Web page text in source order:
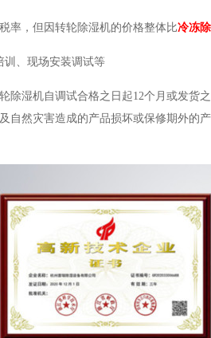
，但因转轮除湿机的价格整体比冷冻
训、现场安装调试等
除湿机自调试合格之日起12个月或发货之
原因及自然灾害造成的产品损坏或保修期外